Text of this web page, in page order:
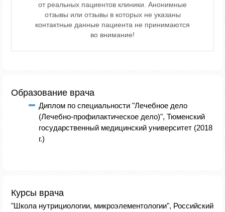
от реальных пациентов клиники. Анонимные
отзывы или отзывы в которых не указаны
контактные данные пациента не принимаются
во внимание!
Образование врача
Диплом по специальности "Лечебное дело
(Лечебно-профилактическое дело)", Тюменский
государственный медицинский университет (2018
г.)
Курсы врача
"Школа нутрициологии, микроэлементологии", Российский